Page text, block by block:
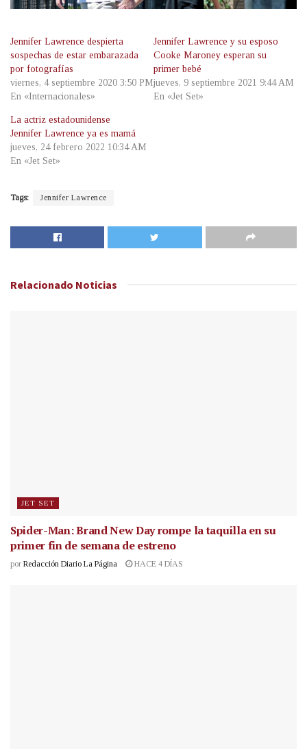
Jennifer Lawrence despierta
sospechas de estar embarazada
por fotografías
viernes, 4 septiembre 2020 3:50 PM
En «Internacionales»
Jennifer Lawrence y su esposo
Cooke Maroney esperan su
primer bebé
jueves, 9 septiembre 2021 9:44 AM
En «Jet Set»
La actriz estadounidense
Jennifer Lawrence ya es mamá
jueves, 24 febrero 2022 10:34 AM
En «Jet Set»
Tags: Jennifer Lawrence
Relacionado Noticias
JET SET
Spider-Man: Brand New Day rompe la taquilla en su
primer fin de semana de estreno
por Redacción Diario La Página HACE 4 DÍAS